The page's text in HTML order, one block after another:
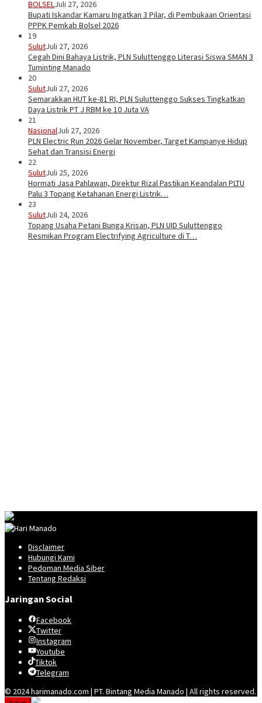
BOLSELJuli 27, 2026
Bupati Iskandar Kamaru Ingatkan 3 Pilar, di Pembukaan Orientasi
PPPK Pemkab Bolsel 2026
19
SulutJuli 27, 2026
Cegah Dini Bahaya Listrik, PLN Suluttenggo Literasi Siswa SMAN 3
Tuminting Manado
20
SulutJuli 27, 2026
Semarakkan HUT ke-81 RI, PLN Suluttenggo Sukses Tingkatkan
Daya Listrik PT J RBM ke 10 Juta VA
21
NasionalJuli 27, 2026
PLN Electric Run 2026 Gelar November, Target Kampanye Hidup
Sehat dan Transisi Energi
22
SulutJuli 25, 2026
Hormati Jasa Pahlawan, Direktur Rizal Pastikan Keandalan PLTU
Palu 3 Topang Ketahanan Energi Listrik…
23
SulutJuli 24, 2026
Topang Usaha Petani Bunga Krisan, PLN UID Suluttenggo
Resmikan Program Electrifying Agriculture di T…
Disclaimer
Hubungi Kami
Pedoman Media Siber
Tentang Redaksi
Jaringan Social
Facebook
Twitter
Instagram
Youtube
Tiktok
Telegram
© 2024 harimanado.com | PT. Bintang Media Manado | All rights reserved.